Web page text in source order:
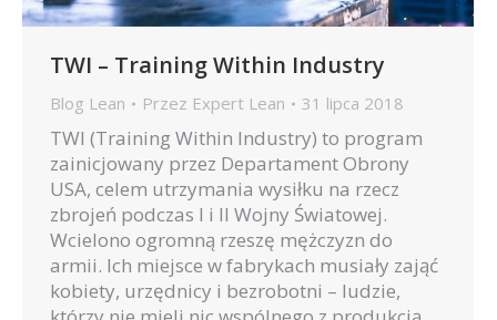
TWI – Training Within Industry
Blog Lean Przez Expert Lean 31 lipca 2018
TWI (Training Within Industry) to program
zainicjowany przez Departament Obrony
USA, celem utrzymania wysiłku na rzecz
zbrojeń podczas I i II Wojny Światowej.
Wcielono ogromną rzeszę mężczyzn do
armii. Ich miejsce w fabrykach musiały zająć
kobiety, urzędnicy i bezrobotni – ludzie,